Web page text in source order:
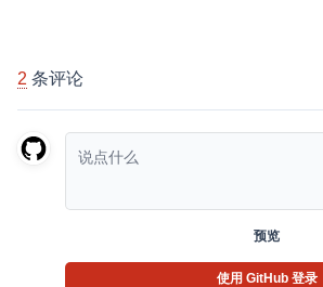
2 条评论
预览
使用 GitHub 登录